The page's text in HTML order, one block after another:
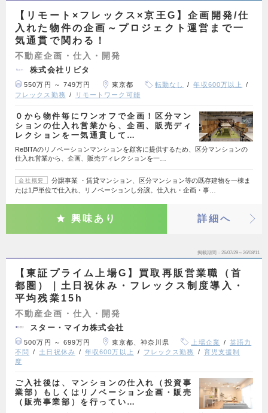
【リモート×フレックス×京王G】企画開発/仕
入れた物件の企画～プロジェクト運営まで一
気通貫で関わる！
不動産企画・仕入・開発
株式会社リビタ
550万円 ～ 749万円 東京都 転勤なし
年収600万以上
フレックス勤務
リモートワーク可能
０から物件毎にワンオフで企画！区分マン
ションの仕入れ営業から、企画、販売ディ
レクションを一気通貫して…
ReBITAのリノベーションマンションを顧客に提供するため、区分マンションの
仕入れ営業から、企画、販売ディレクションを一…
会社概要
分譲事業 ・賃貸マンション、区分マンション等の既存建物を一棟ま
たは1戸単位で仕入れ、リノベーションし分譲。仕入れ・企画・事…
興味あり 詳細へ
掲載期間 26/07/29～26/08/11
【東証プライム上場G】買取再販営業職（首
都圏）｜土日祝休み・フレックス制度導入・
平均残業15h
不動産企画・仕入・開発
スター・マイカ株式会社
500万円 ～ 699万円 東京都、神奈川県 上場企業
英語力
不問
土日祝休み 年収600万以上 フレックス勤務
育児支援制
度
ご入社後は、マンションの仕入れ（投資事
業部）もしくはリノベーション企画・販売
（販売事業部）を行ってい…